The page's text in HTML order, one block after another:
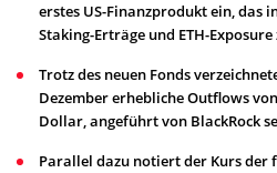
erstes US-Finanzprodukt ein, das
Staking-Erträge und ETH-
Trotz des neuen Fonds
Dezember erhebliche Outflows
Dollar, angeführt von BlackRock
Parallel dazu notiert der Kurs der